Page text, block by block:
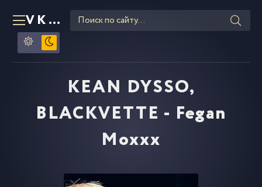
VKLIPE RU
KEAN DYSSO,
BLACKVETTE - Fegan
Moxxx